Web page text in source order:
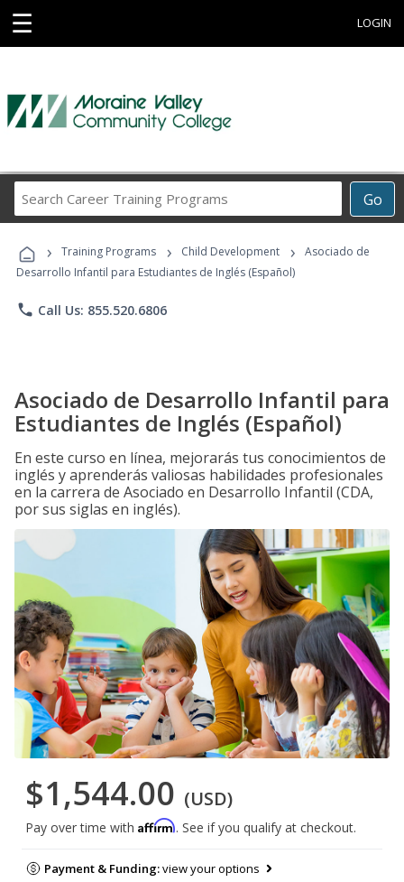
☰ LOGIN
Go
Career
Programs
› Training Programs › Child Development ›
Asociado de
Desarrollo Infantil para Estudiantes de Inglés (Español)
phone Call Us: 855.520.6806
Asociado de Desarrollo Infantil para
Estudiantes de Inglés (Español)
En este curso en línea, mejorarás tus conocimientos de
inglés y aprenderás valiosas habilidades profesionales
en la carrera de Asociado en Desarrollo Infantil (CDA,
por sus siglas en inglés).
$1,544.00 (USD)
Pay over time with Affirm. See if you qualify at checkout.
Payment & Funding:view your options